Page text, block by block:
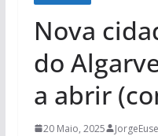
Nova
do
a abrir
20 Maio, 2025